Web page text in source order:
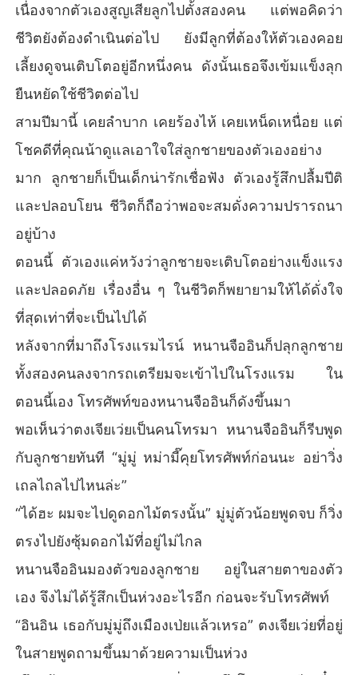
เนื่องจากตัวเองสูญเสียลูกไปตั้งสองคน แต่พอคิดว่า
ชีวิตยังต้องดำเนินต่อไป ยังมีลูกที่ต้องให้ตัวเองคอย
เลี้ยงดูจนเติบโตอยู่อีกหนึ่งคน ดังนั้นเธอจึงเข้มแข็งลุก
ยืนหยัดใช้ชีวิตต่อไป
สามปีมานี้ เคยลำบาก เคยร้องไห้ เคยเหน็ดเหนื่อย แต่
โชคดีที่คุณน้าดูแลเอาใจใส่ลูกชายของตัวเองอย่าง
มาก ลูกชายก็เป็นเด็กน่ารักเชื่อฟัง ตัวเองรู้สึกปลื้มปีติ
และปลอบโยน ชีวิตก็ถือว่าพอจะสมดั่งความปรารถนา
อยู่บ้าง
ตอนนี้ ตัวเองแค่หวังว่าลูกชายจะเติบโตอย่างแข็งแรง
และปลอดภัย เรื่องอื่น ๆ ในชีวิตก็พยายามให้ได้ดั่งใจ
ที่สุดเท่าที่จะเป็นไปได้
หลังจากที่มาถึงโรงแรมไรน์ หนานจืออินก็ปลุกลูกชาย
ทั้งสองคนลงจากรถเตรียมจะเข้าไปในโรงแรม ใน
ตอนนี้เอง โทรศัพท์ของหนานจืออินก็ดังขึ้นมา
พอเห็นว่าตงเจียเว่ยเป็นคนโทรมา หนานจืออินก็รีบพูด
กับลูกชายทันที “มู่มู่ หม่ามี๊คุยโทรศัพท์ก่อนนะ อย่าวิ่ง
เถลไถลไปไหนล่ะ”
“ได้ฮะ ผมจะไปดูดอกไม้ตรงนั้น” มู่มู่ตัวน้อยพูดจบ ก็วิ่ง
ตรงไปยังซุ้มดอกไม้ที่อยู่ไม่ไกล
หนานจืออินมองตัวของลูกชาย อยู่ในสายตาของตัว
เอง จึงไม่ได้รู้สึกเป็นห่วงอะไรอีก ก่อนจะรับโทรศัพท์
“อินอิน เธอกับมู่มู่ถึงเมืองเป่ยแล้วเหรอ” ตงเจียเว่ยที่อยู่
ในสายพูดถามขึ้นมาด้วยความเป็นห่วง